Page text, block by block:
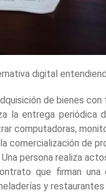
digital
de bienes
la entrega periódica
computadoras,
comercialización de
Una persona realiza
que firman una
y restaurantes